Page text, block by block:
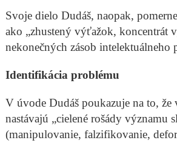
Svoje dielo Dudáš, naopak,
ako „zhustený výťažok, koncentrát
nekonečných zásob intelektuálneho
Identifikácia problému
V úvode Dudáš poukazuje na to, že
nastávajú „cielené rošády významu
(manipulovanie, falzifikovanie,